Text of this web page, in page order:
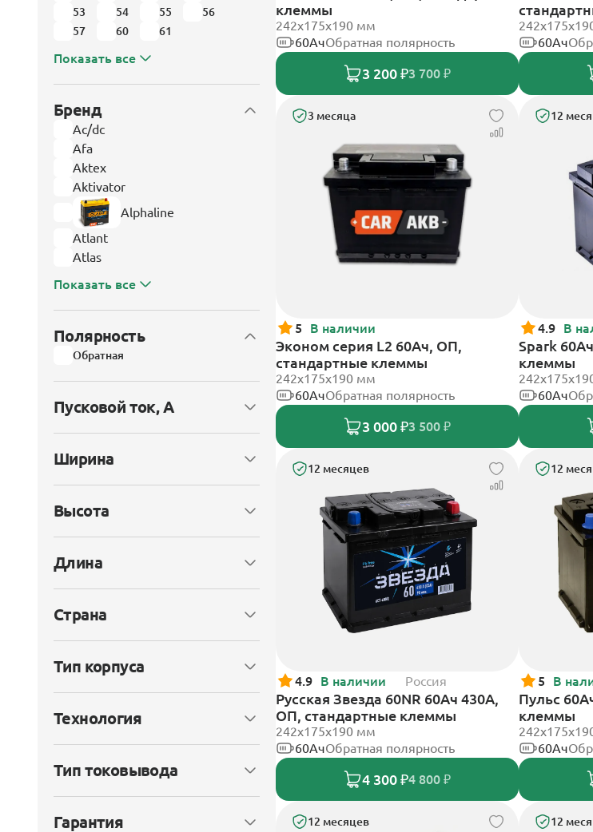
53
54 55
56
57
60 61
Показать все
Бренд
Ac/dc
Afa
Aktex
Aktivator
Alphaline
Atlant
Atlas
Показать все
Полярность
Обратная
Пусковой ток, А
Ширина
Высота
Длина
Страна
Тип корпуса
Технология
Тип токовывода
Гарантия
клеммы
242х175х190 мм
60АчОбратная полярность
3 200 ₽3 700 ₽
60Ач
3 месяца
5 В наличии
Эконом серия L2 60Ач, ОП,
стандартные клеммы
242х175х190 мм
60АчОбратная полярность
3 000 ₽3 500 ₽
12
4.9 В
Spark
клеммы
60Ач
12 месяцев
4.9 В наличии Россия
Русская Звезда 60NR 60Ач 430А,
ОП, стандартные клеммы
242x175x190 мм
60АчОбратная полярность
4 300 ₽4 800 ₽
12
5 В
Пульс
клеммы
60Ач
12 месяцев 12